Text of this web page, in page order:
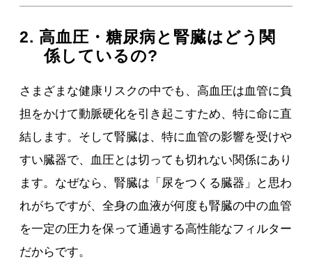
2. 高血圧・糖尿病と腎臓はどう関
係しているの?
さまざまな健康リスクの中でも、高血圧は血管に負
担をかけて動脈硬化を引き起こすため、特に命に直
結します。そして腎臓は、特に血管の影響を受けや
すい臓器で、血圧とは切っても切れない関係にあり
ます。なぜなら、腎臓は「尿をつくる臓器」と思わ
れがちですが、全身の血液が何度も腎臓の中の血管
を一定の圧力を保って通過する高性能なフィルター
だからです。